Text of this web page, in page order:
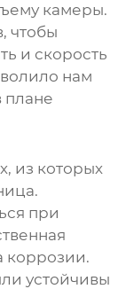
камеры.
чтобы
и скорость
нам
плане
из которых
.
при
коррозии.
устойчивы